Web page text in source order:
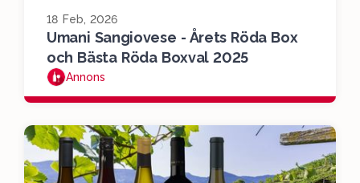
18 Feb, 2026
Umani Sangiovese - Årets Röda Box
och Bästa Röda Boxval 2025
Annons